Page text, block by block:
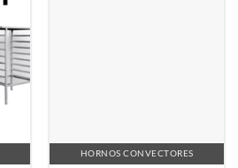
HORNOS CONVECTORES